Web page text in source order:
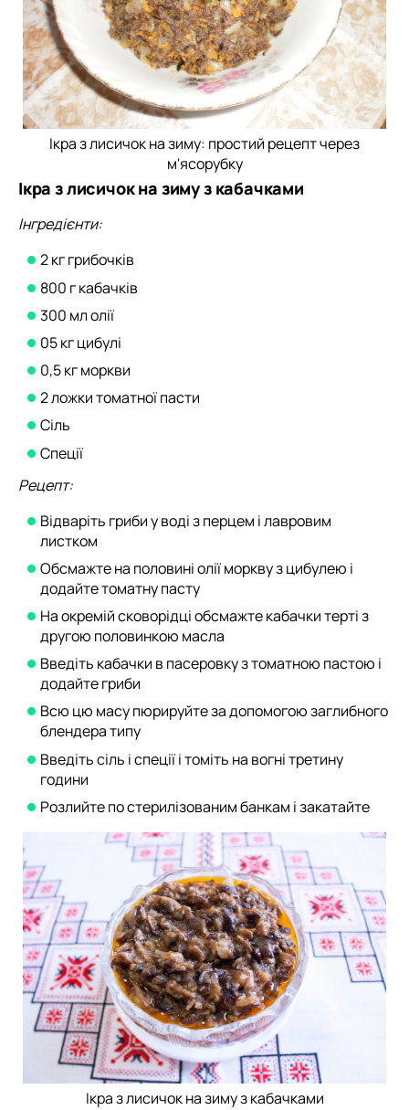
Ікра з лисичок на зиму: простий рецепт через
м'ясорубку
Ікра з лисичок на зиму з кабачками
Інгредієнти:
2 кг грибочків
800 г кабачків
300 мл олії
05 кг цибулі
0,5 кг моркви
2 ложки томатної пасти
Сіль
Спеції
Рецепт:
Відваріть гриби у воді з перцем і лавровим
листком
Обсмажте на половині олії моркву з цибулею і
додайте томатну пасту
На окремій сковорідці обсмажте кабачки терті з
другою половинкою масла
Введіть кабачки в пасеровку з томатною пастою і
додайте гриби
Всю цю масу пюрируйте за допомогою заглибного
блендера типу
Введіть сіль і спеції і томіть на вогні третину
години
Розлийте по стерилізованим банкам і закатайте
Ікра з лисичок на зиму з кабачками